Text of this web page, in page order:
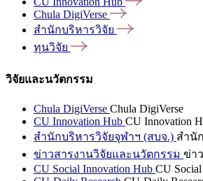
Chula DigiVerse
สำนักบริหารวิจัย
ทุนวิจัย
วิจัยและนวัตกรรม
Chula DigiVerse Chula DigiVerse
CU Innovation Hub CU Innovation
สำนักบริหารวิจัยจุฬาฯ (สบจ.) สำนั
ข่าวสารงานวิจัยและนวัตกรรม ข่า
CU Social Innovation Hub CU